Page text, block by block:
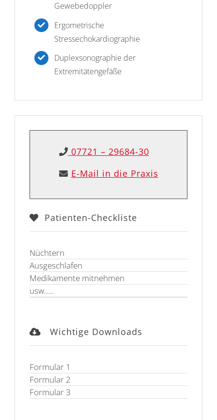
Gewebedoppler
Ergometrische
Stressechokardiographie
Duplexsonographie der
Extremitätengefäße
07721 – 29684-30
E-Mail in die Praxis
Patienten-Checkliste
Nüchtern
Ausgeschlafen
Medikamente mitnehmen
usw…..
Wichtige Downloads
Formular 1
Formular 2
Formular 3